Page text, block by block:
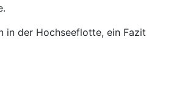
in der Hochseeflotte, ein Fazit